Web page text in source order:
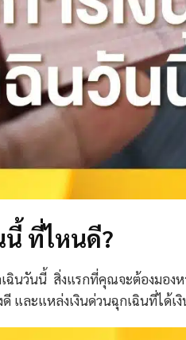
นี้ ที่ไหนดี?
นวันนี้ สิ่งแรกที่คุณจะต้องมองห
ดี และแหล่งเงินด่วนฉุกเฉินที่ได้